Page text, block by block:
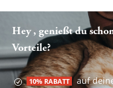
Hey , genießt du
Vorteile?
10% RABATT auf